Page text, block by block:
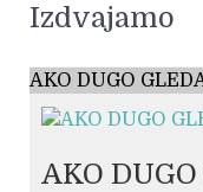
Izdvajamo
AKO DUGO
AKO